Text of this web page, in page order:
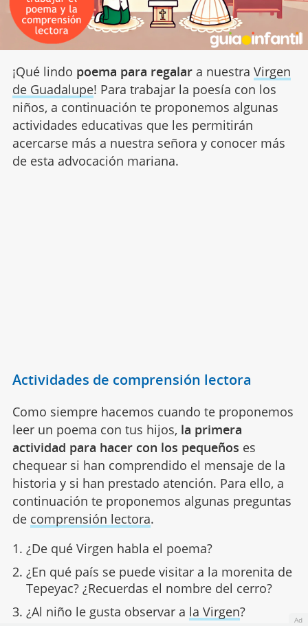
¡Qué lindo poema para regalar a nuestra Virgen
de Guadalupe! Para trabajar la poesía con los
niños, a continuación te proponemos algunas
actividades educativas que les permitirán
acercarse más a nuestra señora y conocer más
de esta advocación mariana.
Actividades de comprensión lectora
Como siempre hacemos cuando te proponemos
leer un poema con tus hijos, la primera
actividad para hacer con los pequeños es
chequear si han comprendido el mensaje de la
historia y si han prestado atención. Para ello, a
continuación te proponemos algunas preguntas
de comprensión lectora.
¿De qué Virgen habla el poema?
¿En qué país se puede visitar a la morenita de
Tepeyac? ¿Recuerdas el nombre del cerro?
¿Al niño le gusta observar a la Virgen? Ad